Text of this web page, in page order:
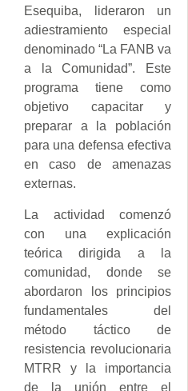
Esequiba, lideraron un
adiestramiento especial
denominado “La FANB va
a la Comunidad”. Este
programa tiene como
objetivo capacitar y
preparar a la población
para una defensa efectiva
en caso de amenazas
externas.
La actividad comenzó
con una explicación
teórica dirigida a la
comunidad, donde se
abordaron los principios
fundamentales del
método táctico de
resistencia revolucionaria
MTRR y la importancia
de la unión entre el